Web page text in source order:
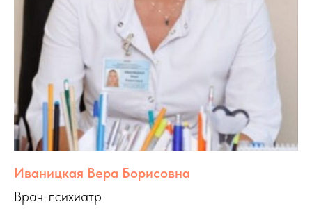
Иваницкая Вера Борисовна
Врач-психиатр